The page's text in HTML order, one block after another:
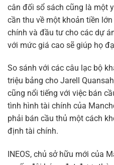
cân đối sổ sách cũng là một
cần thu về một khoản tiền
chính và đầu tư cho các dự
với mức giá cao sẽ giúp họ
So sánh với các câu lạc bộ
triệu bảng cho Jarell
cũng nổi tiếng với việc bán
tình hình tài chính của
phải bán cầu thủ một cách
định tài chính.
INEOS, chủ sở hữu mới của